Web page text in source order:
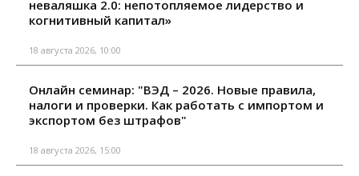
неваляшка 2.0: непотопляемое лидерство и
когнитивный капитал»
18 августа 2026, 10:00
Онлайн семинар: "ВЭД – 2026. Новые правила,
налоги и проверки. Как работать с импортом и
экспортом без штрафов"
18 августа 2026, 15:00